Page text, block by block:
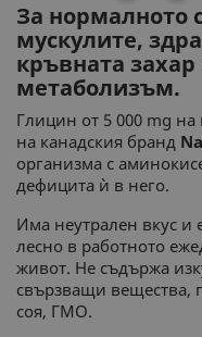
За нормалното
мускулите,
кръвната
метаболизъм.
Глицин от 5 000 mg на
на канадския бранд
организма с
дефицита ѝ в него.
Има неутрален вкус и
лесно в работното
живот. Не съдържа
свързващи вещества,
соя, ГМО.